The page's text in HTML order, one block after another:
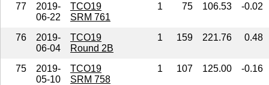
77
2019-
06-22
TCO19
SRM 761
1 75 106.53 -0.02
76
2019-
06-04
TCO19
Round 2B
1 159 221.76 0.48
75
2019-
05-10
TCO19
SRM 758
1 107 125.00 -0.16